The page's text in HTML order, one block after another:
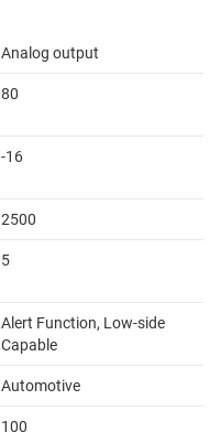
Analog output
80
-16
2500
5
Alert Function, Low-side
Capable
Automotive
100